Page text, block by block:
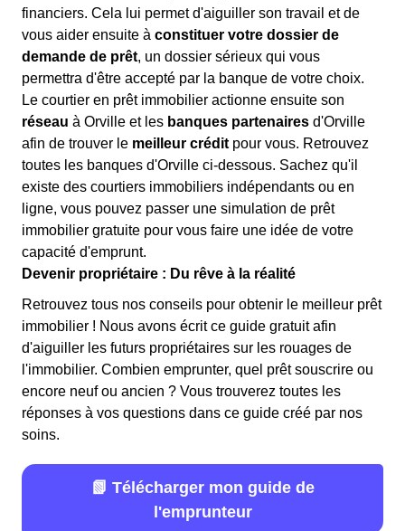
financiers. Cela lui permet d'aiguiller son travail et de
vous aider ensuite à constituer votre dossier de
demande de prêt, un dossier sérieux qui vous
permettra d'être accepté par la banque de votre choix.
Le courtier en prêt immobilier actionne ensuite son
réseau à Orville et les banques partenaires d'Orville
afin de trouver le meilleur crédit pour vous. Retrouvez
toutes les banques d'Orville ci-dessous. Sachez qu'il
existe des courtiers immobiliers indépendants ou en
ligne, vous pouvez passer une simulation de prêt
immobilier gratuite pour vous faire une idée de votre
capacité d'emprunt.
Devenir propriétaire : Du rêve à la réalité
Retrouvez tous nos conseils pour obtenir le meilleur prêt
immobilier ! Nous avons écrit ce guide gratuit afin
d'aiguiller les futurs propriétaires sur les rouages de
l'immobilier. Combien emprunter, quel prêt souscrire ou
encore neuf ou ancien ? Vous trouverez toutes les
réponses à vos questions dans ce guide créé par nos
soins.
📗 Télécharger mon guide de
l'emprunteur